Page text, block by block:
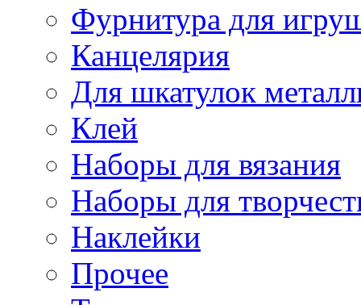
Фурнитура для
Канцелярия
Для шкатулок
Клей
Наборы для вязания
Наборы для
Наклейки
Прочее